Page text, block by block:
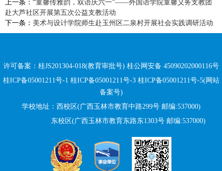
上一条： “童馨传雅韵，双语庆六一”——外国语学院童馨义务支教团
赴大芦社区开展第五次公益支教活动
下一条： 美术与设计学院师生赴玉州区二泉村开展社会实践调研活动
许可备案：桂JS201304-018(教育审批号) 桂公网安备 45090202000116号
桂ICP备05001211号-1 桂ICP备05001211号-3 桂ICP备05001211号-5(网站
备案号)
学校地址：西校区(广西玉林市教育中路299号 邮编:537000)
东校区(广西玉林市教育东路东1303号 邮编:537000)